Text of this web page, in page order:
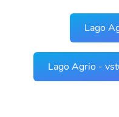
Lago
Lago Agrio -